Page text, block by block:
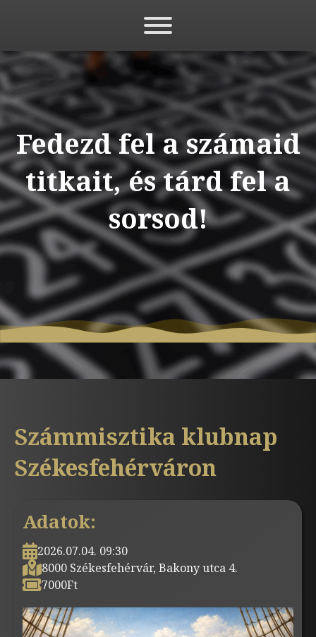
Fedezd fel a számaid
titkait, és tárd fel a
sorsod!
Számmisztika klubnap
Székesfehérváron
Adatok:
2026.07.04. 09:30
8000 Székesfehérvár, Bakony utca 4.
7000Ft